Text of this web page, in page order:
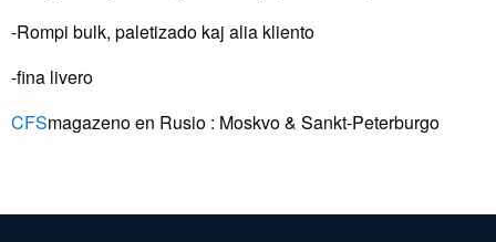
-Rompi bulk, paletizado kaj alia kliento
-fina livero
CFSmagazeno en Rusio : Moskvo & Sankt-Peterburgo